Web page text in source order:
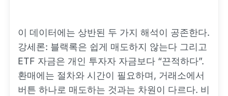
이 데이터에는 상반된 두 가지 해석이 공존한다.
강세론: 블랙록은 쉽게 매도하지 않는다 그리고
ETF 자금은 개인 투자자 자금보다 “끈적하다”.
환매에는 절차와 시간이 필요하며, 거래소에서
버튼 하나로 매도하는 것과는 차원이 다르다. 비